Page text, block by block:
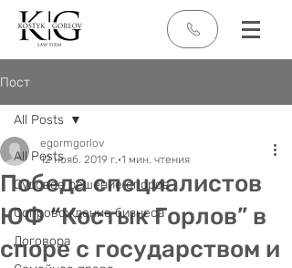
Пост
All Posts
Судовое решение споров
Сопровождение бизнеса
Договора
All Posts
Победа специалистов
ЮФ “Костык Горлов” в
споре с государством и
egormgorlov
12 нояб. 2019 г. 1 мин. чтения